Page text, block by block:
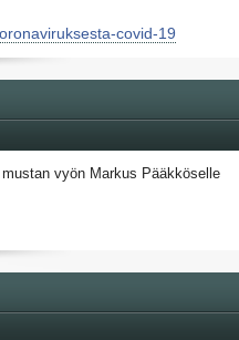
covid-19
vyön Markus Pääkköselle